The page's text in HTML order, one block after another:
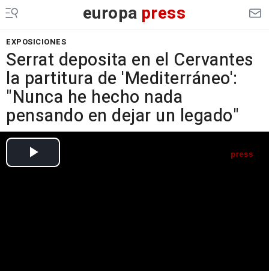
europa press
EXPOSICIONES
Serrat deposita en el Cervantes
la partitura de 'Mediterráneo':
"Nunca he hecho nada
pensando en dejar un legado"